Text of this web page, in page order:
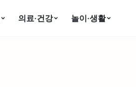
의료·건강 놀이·생활